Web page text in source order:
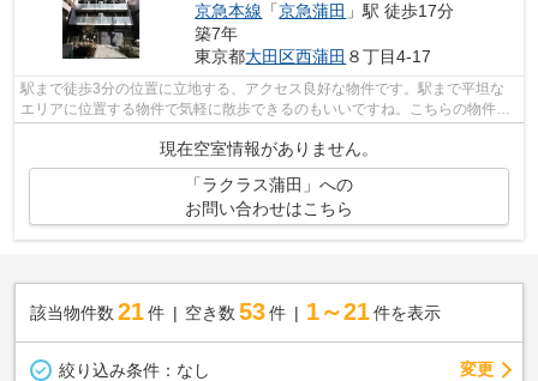
京急本線 「京急蒲田 」駅 徒歩17分
築7年
東京都大田区西蒲田 ８丁目4-17
駅まで徒歩3分の位置に立地する、アクセス良好な物件です。駅まで平坦な
エリアに位置する物件で気軽に散歩できるのもいいですね。こちらの物件は
現在空室情報がありません。
「ラクラス蒲田」への
お問い合わせはこちら
該当物件数 21件 空き数 53 件 1～21 件を表示
絞り込み条件： なし 変更